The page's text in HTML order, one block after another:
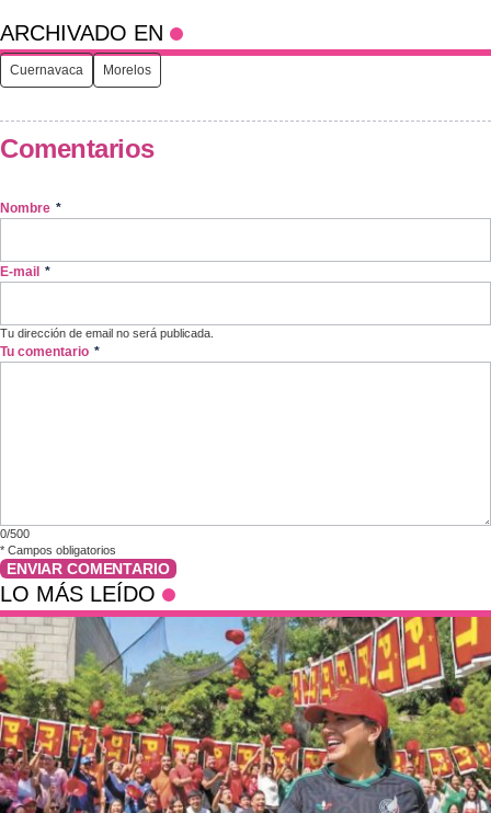
ARCHIVADO EN
Cuernavaca Morelos
Comentarios
Nombre *
E-mail *
Tu dirección de email no será publicada.
Tu comentario *
0/500
* Campos obligatorios
ENVIAR COMENTARIO
LO MÁS LEÍDO